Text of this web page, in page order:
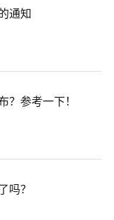
通知
参考一下！
吗？